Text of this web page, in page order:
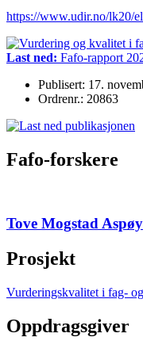
https://www.udir.no/lk20/
Last ned: Fafo-rapport
Publisert: 17.
Ordrenr.: 20863
Fafo-forskere
Tove Mogstad Aspøy
Prosjekt
Vurderingskvalitet i fag-
Oppdragsgiver